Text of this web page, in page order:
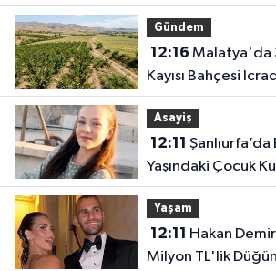
Kış Hazırlığı İçin
Gündem
12:16
Kayısı Bahçesi
Fiyatı Duyan
Asayiş
12:11
Yaşındaki Çocuk
Yaşam
12:11
Milyon TL'lik